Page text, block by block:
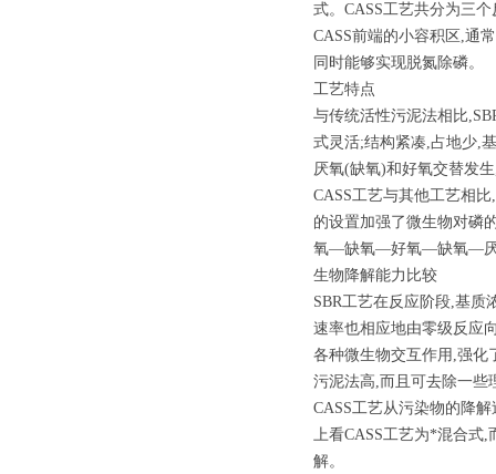
式。CASS工艺共分为三
CASS前端的小容积区,通
同时能够实现脱氮除磷。
工艺特点
与传统活性污泥法相比
式灵活;结构紧凑,占地少,
厌氧(缺氧)和好氧交替发
CASS工艺与其他工艺相
的设置加强了微生物对磷
氧—缺氧—好氧—缺氧—厌
生物降解能力比较
SBR工艺在反应阶段,基质
速率也相应地由零级反应
各种微生物交互作用,强化
污泥法高,而且可去除一些
CASS工艺从污染物的降
上看CASS工艺为*混合式
解。